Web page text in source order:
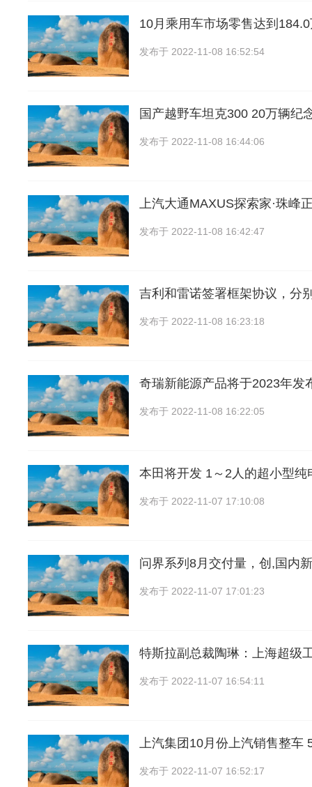
10月乘用车市场零售达到
发布于 2022-11-08 16:52:54
国产越野车坦克300 20万辆纪
发布于 2022-11-08 16:44:06
上汽大通MAXUS探索家·珠峰
发布于 2022-11-08 16:42:47
吉利和雷诺签署框架协议，分
发布于 2022-11-08 16:23:18
奇瑞新能源产品将于2023年发
发布于 2022-11-08 16:22:05
本田将开发 1～2人的超小型纯
发布于 2022-11-07 17:10:08
问界系列8月交付量，创,国内
发布于 2022-11-07 17:01:23
特斯拉副总裁陶琳：上海超级
发布于 2022-11-07 16:54:11
上汽集团10月份上汽销售整车
发布于 2022-11-07 16:52:17